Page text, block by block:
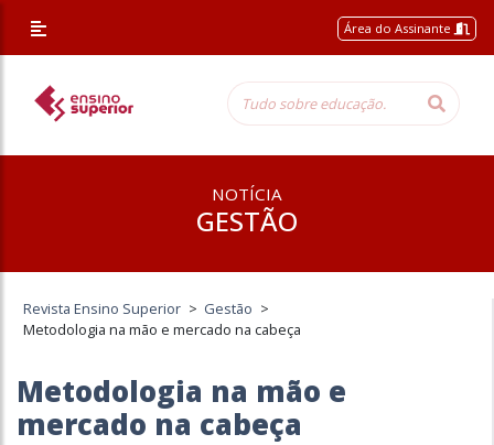
Área do Assinante
NOTÍCIA
GESTÃO
Revista Ensino Superior > Gestão >
Metodologia na mão e mercado na cabeça
Metodologia na mão e
mercado na cabeça